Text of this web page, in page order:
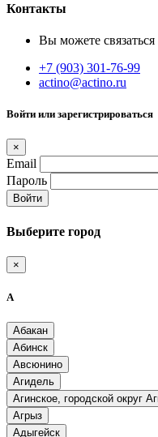
Контакты
Вы можете
+7 (903) 301-76-99
actino@actino.ru
Войти или зарегистрироваться
×
Email
Пароль
Войти
Выберите город
×
А